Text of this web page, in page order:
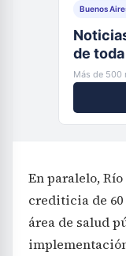
Buenos
de
Más de 500
En paralelo,
crediticia de
área de salud